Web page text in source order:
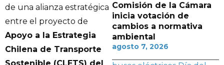
de una alianza estratégica
entre el proyecto de
Apoyo a la Estrategia
Chilena de Transporte
Comisión de la Cámara
inicia votación de
cambios a normativa
ambiental
agosto 7, 2026